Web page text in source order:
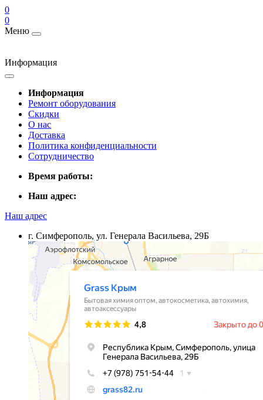
0
0
Меню
Информация
Информация
Ремонт оборудования
Скидки
О нас
Доставка
Политика конфиденциальности
Сотрудничество
Время работы:
Наш адрес:
Наш адрес
г. Симферополь, ул. Генерала Васильева, 29Б